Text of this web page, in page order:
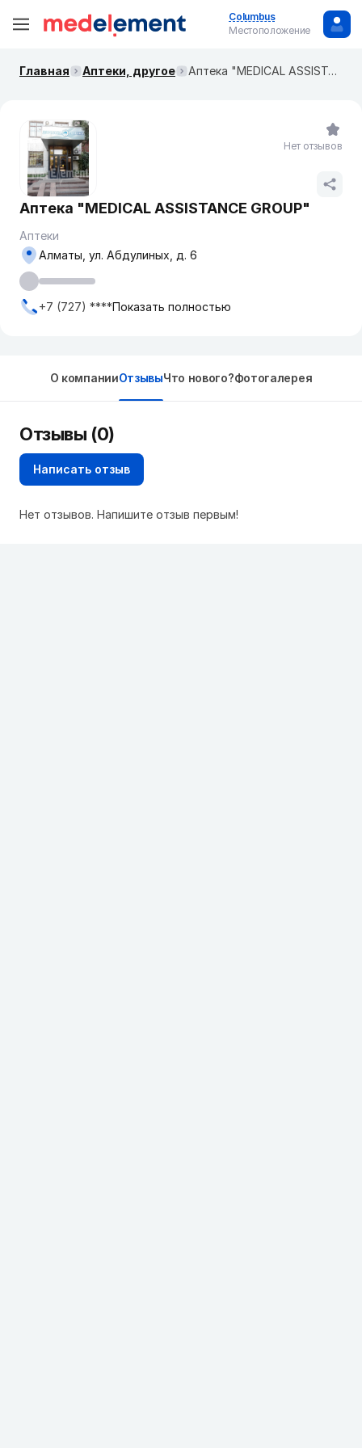
Columbus
Местоположение
Главная Аптеки, другое Аптека "MEDICAL ASSISTANCE GROUP"
Аптека "MEDICAL ASSISTANCE GROUP"
Аптеки
Алматы, ул. Абдулиных, д. 6
+7 (727) ****Показать полностью
Нет отзывов
О компанииОтзывыЧто нового?Фотогалерея
Отзывы (0)
Написать отзыв
Нет отзывов. Напишите отзыв первым!